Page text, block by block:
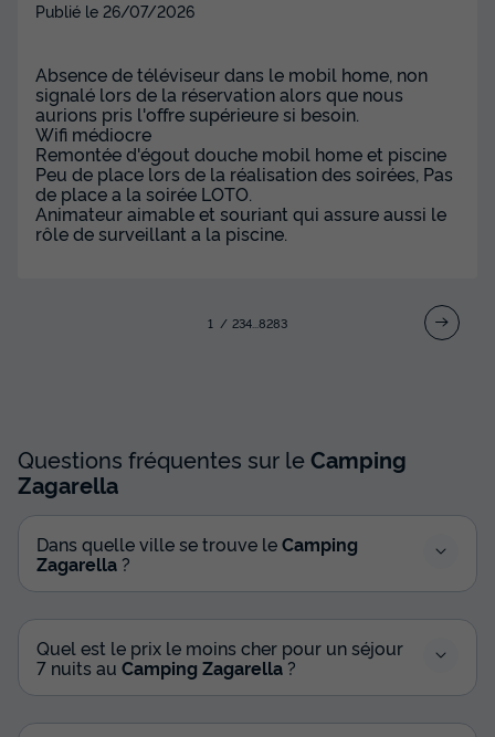
Publié le 26/07/2026
Absence de téléviseur dans le mobil home, non
signalé lors de la réservation alors que nous
aurions pris l'offre supérieure si besoin.
Wifi médiocre
Remontée d'égout douche mobil home et piscine
Peu de place lors de la réalisation des soirées, Pas
de place a la soirée LOTO.
Animateur aimable et souriant qui assure aussi le
rôle de surveillant a la piscine.
1 234 ...8283
Questions fréquentes sur leCamping
Zagarella
Dans quelle ville se trouve leCamping
Zagarella ?
Quel est le prix le moins cher pour un séjour
7 nuits au Camping Zagarella?